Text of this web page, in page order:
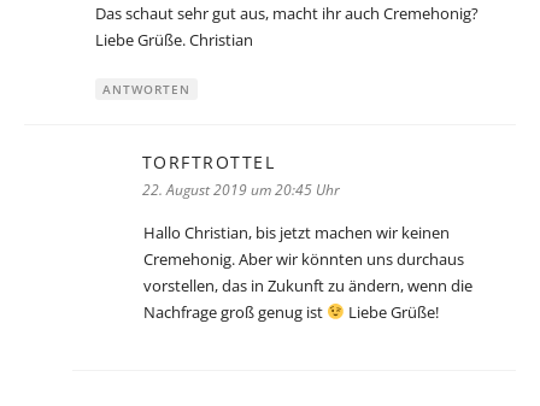
Das schaut sehr gut aus, macht ihr auch Cremehonig?
Liebe Grüße. Christian
ANTWORTEN
TORFTROTTEL
22. August 2019 um 20:45 Uhr
Hallo Christian, bis jetzt machen wir keinen
Cremehonig. Aber wir könnten uns durchaus
vorstellen, das in Zukunft zu ändern, wenn die
Nachfrage groß genug ist
Liebe Grüße!